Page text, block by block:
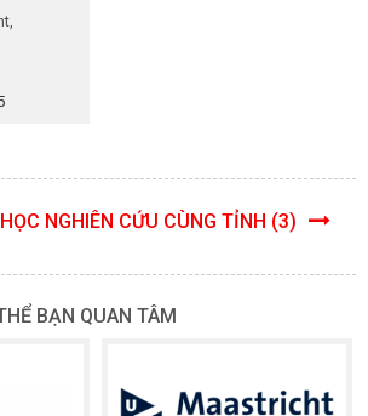
NGHIÊN CỨU CÙNG TỈNH (3)
BẠN QUAN TÂM